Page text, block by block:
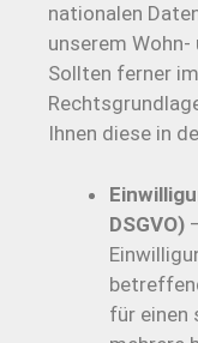
nationalen
unserem
Sollten ferner
Ihnen diese in
DSGVO)
für einen